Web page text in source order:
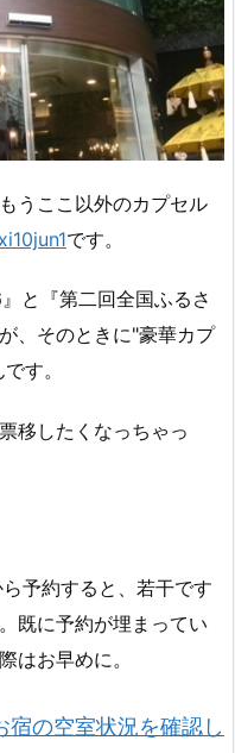
うここ以外のカプセル
です。
と『第二回全国ふるさ
、そのときに"豪華カプ
す。
移したくなっちゃっ
予約すると、若干です
既に予約が埋まってい
はお早めに。
の空室状況を確認し